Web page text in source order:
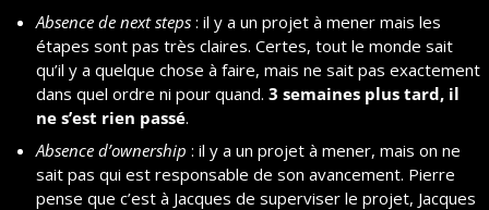
Absence de next steps : il y a un projet à mener mais les
étapes sont pas très claires. Certes, tout le monde sait
qu’il y a quelque chose à faire, mais ne sait pas exactement
dans quel ordre ni pour quand. 3 semaines plus tard, il
ne s’est rien passé.
Absence d’ownership : il y a un projet à mener, mais on ne
sait pas qui est responsable de son avancement. Pierre
pense que c’est à Jacques de superviser le projet, Jacques